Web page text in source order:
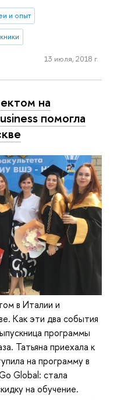
и опыт
13 июля, 2018 г.
на
помогла
в Италии и
Как эти два события
программы
Татьяна приехала к
на программу в
Global: стала
на обучение.